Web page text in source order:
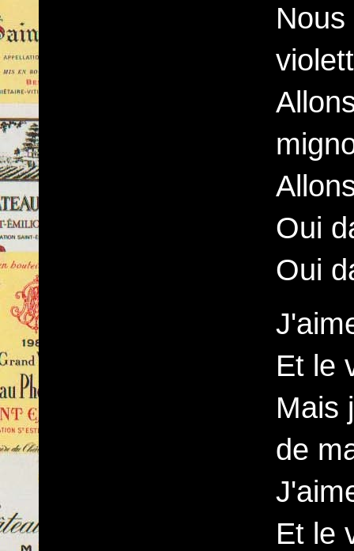
Oui
Oui
Et le
Mais
de
Et le